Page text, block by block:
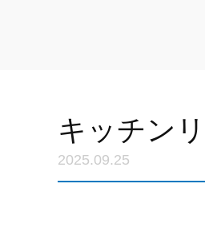
キッチン
2025.09.25